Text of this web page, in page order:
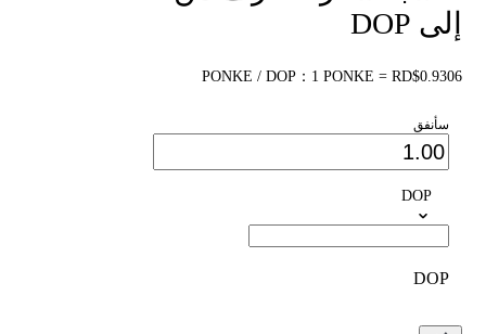
إلى DOP
PONKE / DOP：1 PONKE = RD$0.9306
سأنفق
DOP
DOP